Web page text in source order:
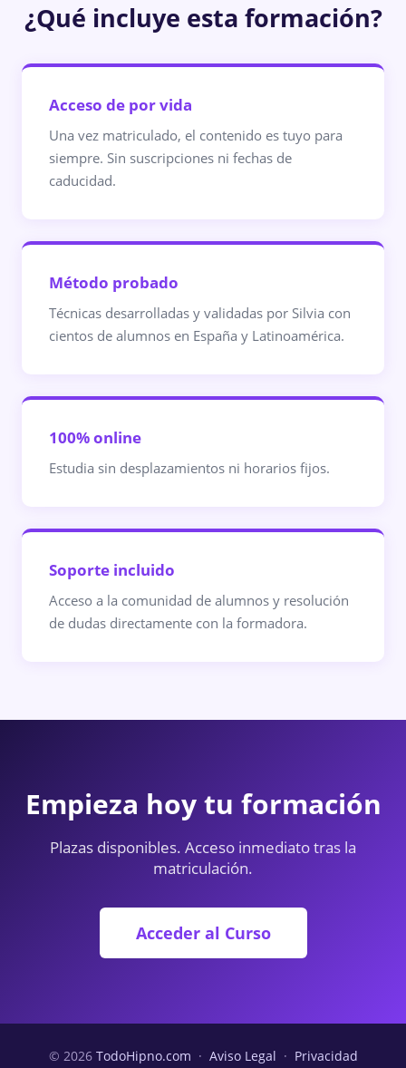
¿Qué incluye esta formación?
Acceso de por vida
Una vez matriculado, el contenido es tuyo para
siempre. Sin suscripciones ni fechas de
caducidad.
Método probado
Técnicas desarrolladas y validadas por Silvia con
cientos de alumnos en España y Latinoamérica.
100% online
Estudia sin desplazamientos ni horarios fijos.
Soporte incluido
Acceso a la comunidad de alumnos y resolución
de dudas directamente con la formadora.
Empieza hoy tu formación
Plazas disponibles. Acceso inmediato tras la
matriculación.
Acceder al Curso
© 2026 TodoHipno.com · Aviso Legal · Privacidad